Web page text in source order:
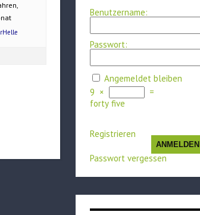
Benutzername:
Passwort:
Angemeldet bleiben
9 ×
=
forty five
ANMELDEN
Registrieren
Passwort vergessen